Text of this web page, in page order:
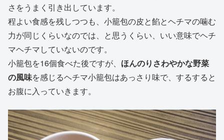
さをうまく引き出しています。
程よい食感を残しつつも、小籠包の皮と餡とヘチマの噛む
力が同じくらいなのでは、と思うくらい、いい意味でヘチ
マヘチマしていないのです。
小籠包を16個食べた後ですが、 ほんのりさわやかな野菜
の風味を感じるヘチマ小籠包はあっさり味で、するすると
お腹に入っていきます。